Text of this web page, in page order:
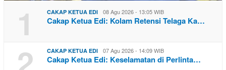
1 CAKAP KETUA EDI 08 Agu 2026 - 13:05 WIB
Cakap Ketua Edi: Kolam Retensi Telaga Ka…
2 CAKAP KETUA EDI 07 Agu 2026 - 14:09 WIB
Cakap Ketua Edi: Keselamatan di Perlinta…